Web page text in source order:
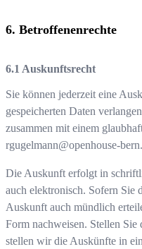
Betroffenenrechte
Auskunftsrecht
Sie können jederzeit eine
gespeicherten Daten
zusammen mit einem
rgugelmann@openhouse-
Die Auskunft erfolgt in
auch elektronisch. Sofern Sie
Auskunft auch mündlich
Form nachweisen. Stellen
stellen wir die Auskünfte in